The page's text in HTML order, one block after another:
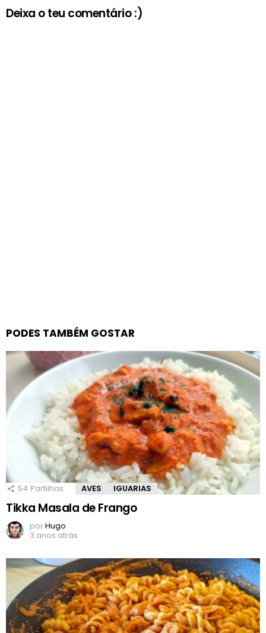
Deixa o teu comentário :)
PODES TAMBÉM GOSTAR
54 Partilhas AVES IGUARIAS
Tikka Masala de Frango
porHugo
3 anos atrás